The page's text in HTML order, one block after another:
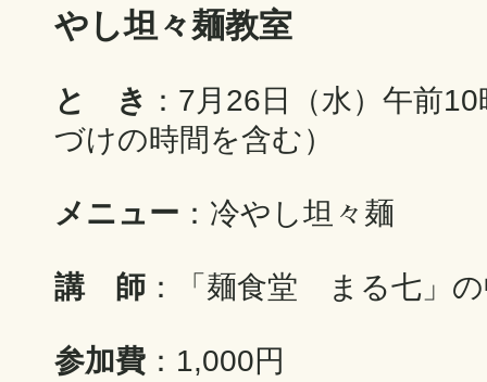
やし坦々麺教室
と き ：7月26日（水）午前
づけの時間を含む）
メニュー ：冷やし坦々麺
講 師 ：「麺食堂 まる七」
参加費 ：1,000円